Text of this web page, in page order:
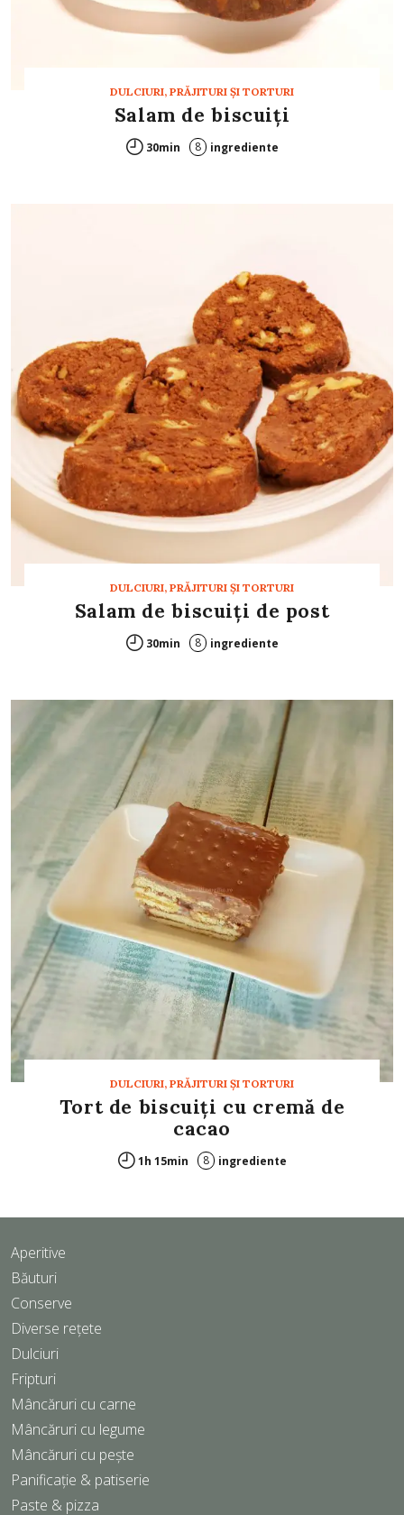
DULCIURI, PRĂJITURI ȘI TORTURI
Salam de biscuiți
30min 8 ingrediente
DULCIURI, PRĂJITURI ȘI TORTURI
Salam de biscuiți de post
30min 8 ingrediente
DULCIURI, PRĂJITURI ȘI TORTURI
Tort de biscuiți cu cremă de
cacao
1h 15min 8 ingrediente
Aperitive
Băuturi
Conserve
Diverse rețete
Dulciuri
Fripturi
Mâncăruri cu carne
Mâncăruri cu legume
Mâncăruri cu pește
Panificație & patiserie
Paste & pizza